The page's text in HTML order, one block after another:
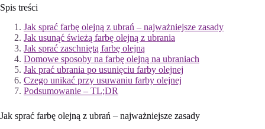
Spis treści
Jak sprać farbę olejną z ubrań – najważniejsze zasady
Jak usunąć świeżą farbę olejną z ubrania
Jak sprać zaschniętą farbę olejną
Domowe sposoby na farbę olejną na ubraniach
Jak prać ubrania po usunięciu farby olejnej
Czego unikać przy usuwaniu farby olejnej
Podsumowanie – TL;DR
Jak sprać farbę olejną z ubrań – najważniejsze zasady